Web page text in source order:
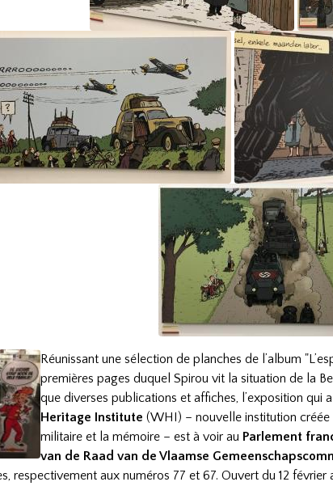
Réunissant une sélection de planches de l’album
premières pages duquel Spirou vit la situation de la
que diverses publications et affiches, l’exposition qui
Heritage Institute (WHI) – nouvelle institution
militaire et la mémoire – est à voir au Parlement
van de Raad van de Vlaamse
respectivement aux numéros 77 et 67. Ouvert du 12 février